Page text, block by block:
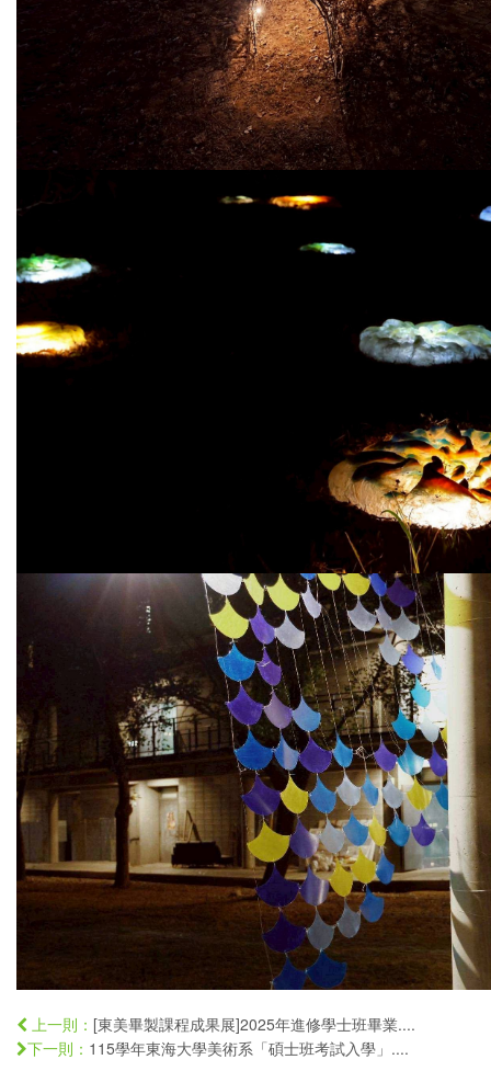
上一則： [東美畢製課程成果展]2025年進修學士班畢業....
下一則： 115學年東海大學美術系「碩士班考試入學」....